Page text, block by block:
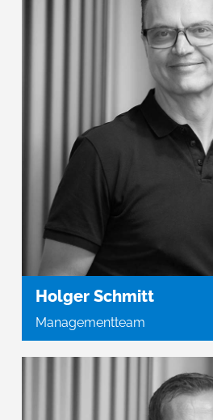
Holger Schmitt
Managementteam